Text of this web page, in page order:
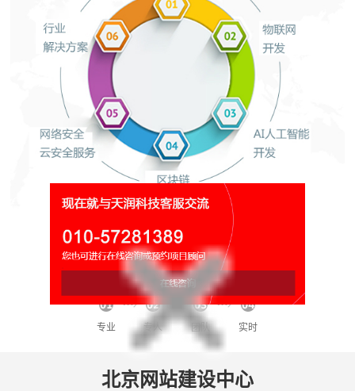
网络平台运营维护
秘书/团队/专家/管家/伙伴!
专业 专人 团队 实时
北京网站建设中心